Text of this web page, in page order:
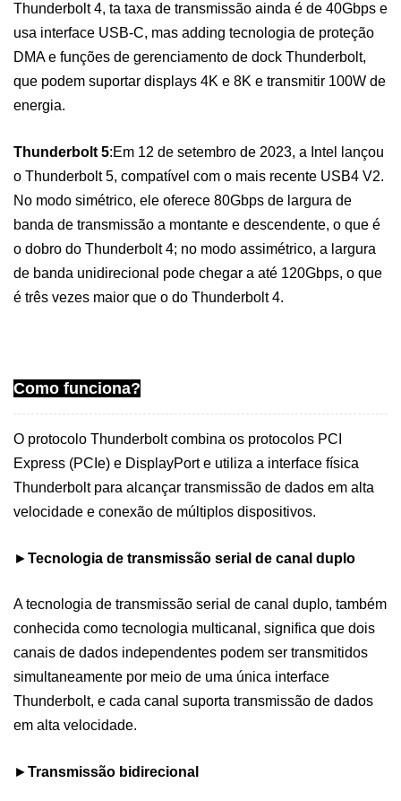
Thunderbolt 4, ta taxa de transmissão ainda é de 40Gbps e
usa interface USB-C, mas adding tecnologia de proteção
DMA e funções de gerenciamento de dock Thunderbolt,
que podem suportar displays 4K e 8K e transmitir 100W de
energia.
Thunderbolt 5:Em 12 de setembro de 2023, a Intel lançou
o Thunderbolt 5, compatível com o mais recente USB4 V2.
No modo simétrico, ele oferece 80Gbps de largura de
banda de transmissão a montante e descendente, o que é
o dobro do Thunderbolt 4; no modo assimétrico, a largura
de banda unidirecional pode chegar a até 120Gbps, o que
é três vezes maior que o do Thunderbolt 4.
Como funciona?
O protocolo Thunderbolt combina os protocolos PCI
Express (PCIe) e DisplayPort e utiliza a interface física
Thunderbolt para alcançar transmissão de dados em alta
velocidade e conexão de múltiplos dispositivos.
►Tecnologia de transmissão serial de canal duplo
A tecnologia de transmissão serial de canal duplo, também
conhecida como tecnologia multicanal, significa que dois
canais de dados independentes podem ser transmitidos
simultaneamente por meio de uma única interface
Thunderbolt, e cada canal suporta transmissão de dados
em alta velocidade.
►Transmissão bidirecional